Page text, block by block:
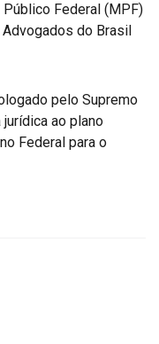
Público Federal (MPF)
do Brasil
pelo Supremo
jurídica ao plano
Federal para o